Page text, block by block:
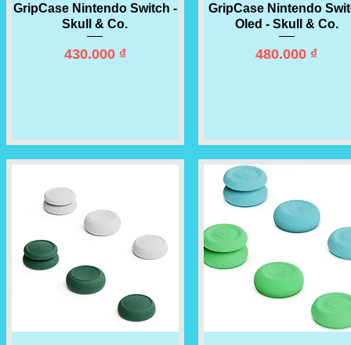
Quick View
GripCase Nintendo Switch -
Skull & Co.
Price
430.000 ₫
Quick View
GripCase Nintendo
Oled - Skull & Co.
Price
480.000 ₫